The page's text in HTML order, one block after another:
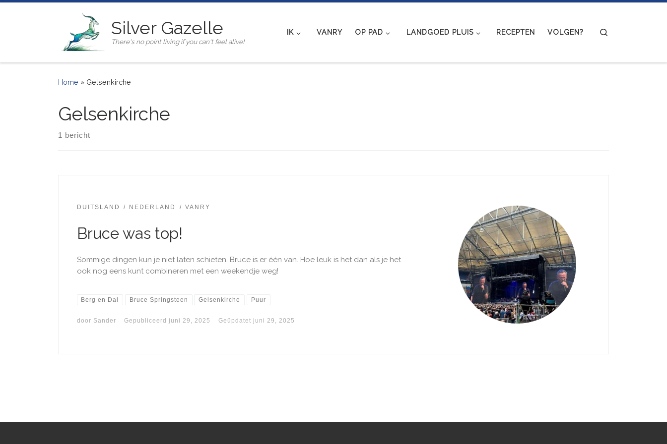
Silver Gazelle
There's no point living if you can't feel alive!
IK VANRY OP PAD LANDGOED PLUIS RECEPTEN VOLGEN?
Home » Gelsenkirche
Gelsenkirche
1 bericht
DUITSLAND NEDERLAND VANRY
Bruce was top!
Sommige dingen kun je niet laten schieten. Bruce is er één van. Hoe leuk is het dan als je het
ook nog eens kunt combineren met een weekendje weg!
Berg en Dal Bruce Springsteen Gelsenkirche Puur
door Sander Gepubliceerd juni 29, 2025 Geüpdatet juni 29, 2025